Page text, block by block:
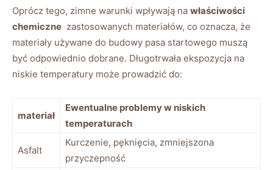
Oprócz tego, zimne warunki wpływają ​na⁢ właściwości
chemiczne ​ zastosowanych materiałów, co oznacza, że
materiały używane do budowy pasa⁤ startowego ⁤muszą⁣
być odpowiednio dobrane. Długotrwała ‌ekspozycja na
niskie‌ temperatury może prowadzić do:
materiał
Ewentualne problemy w​ niskich
temperaturach
Asfalt
Kurczenie, pęknięcia,⁢ zmniejszona
przyczepność